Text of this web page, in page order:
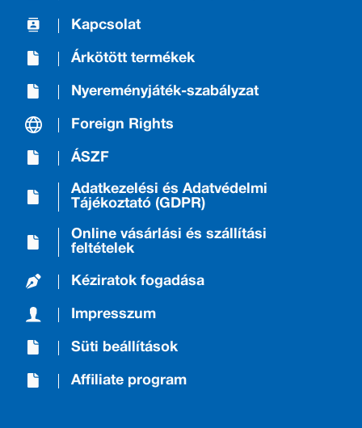
Kapcsolat
Árkötött termékek
Nyereményjáték-szabályzat
Foreign Rights
ÁSZF
Adatkezelési és Adatvédelmi
Tájékoztató (GDPR)
Online vásárlási és szállítási
feltételek
Kéziratok fogadása
Impresszum
Süti beállítások
Affiliate program